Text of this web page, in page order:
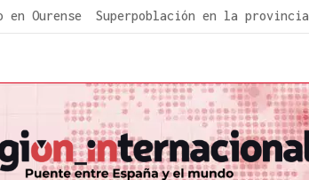
en Ourense Superpoblación en la provincia